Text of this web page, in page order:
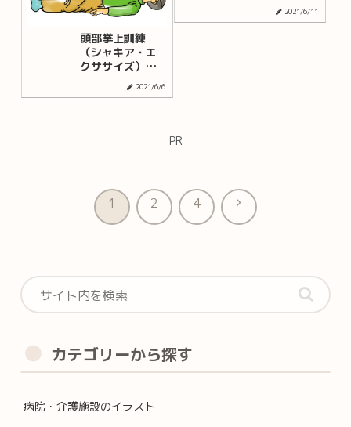
2021/6/11
頭部挙上訓練
（シャキア・エ
クササイズ）の
2021/6/6
PR
1 2 4
次
へ
カテゴリーから探す
病院・介護施設のイラスト